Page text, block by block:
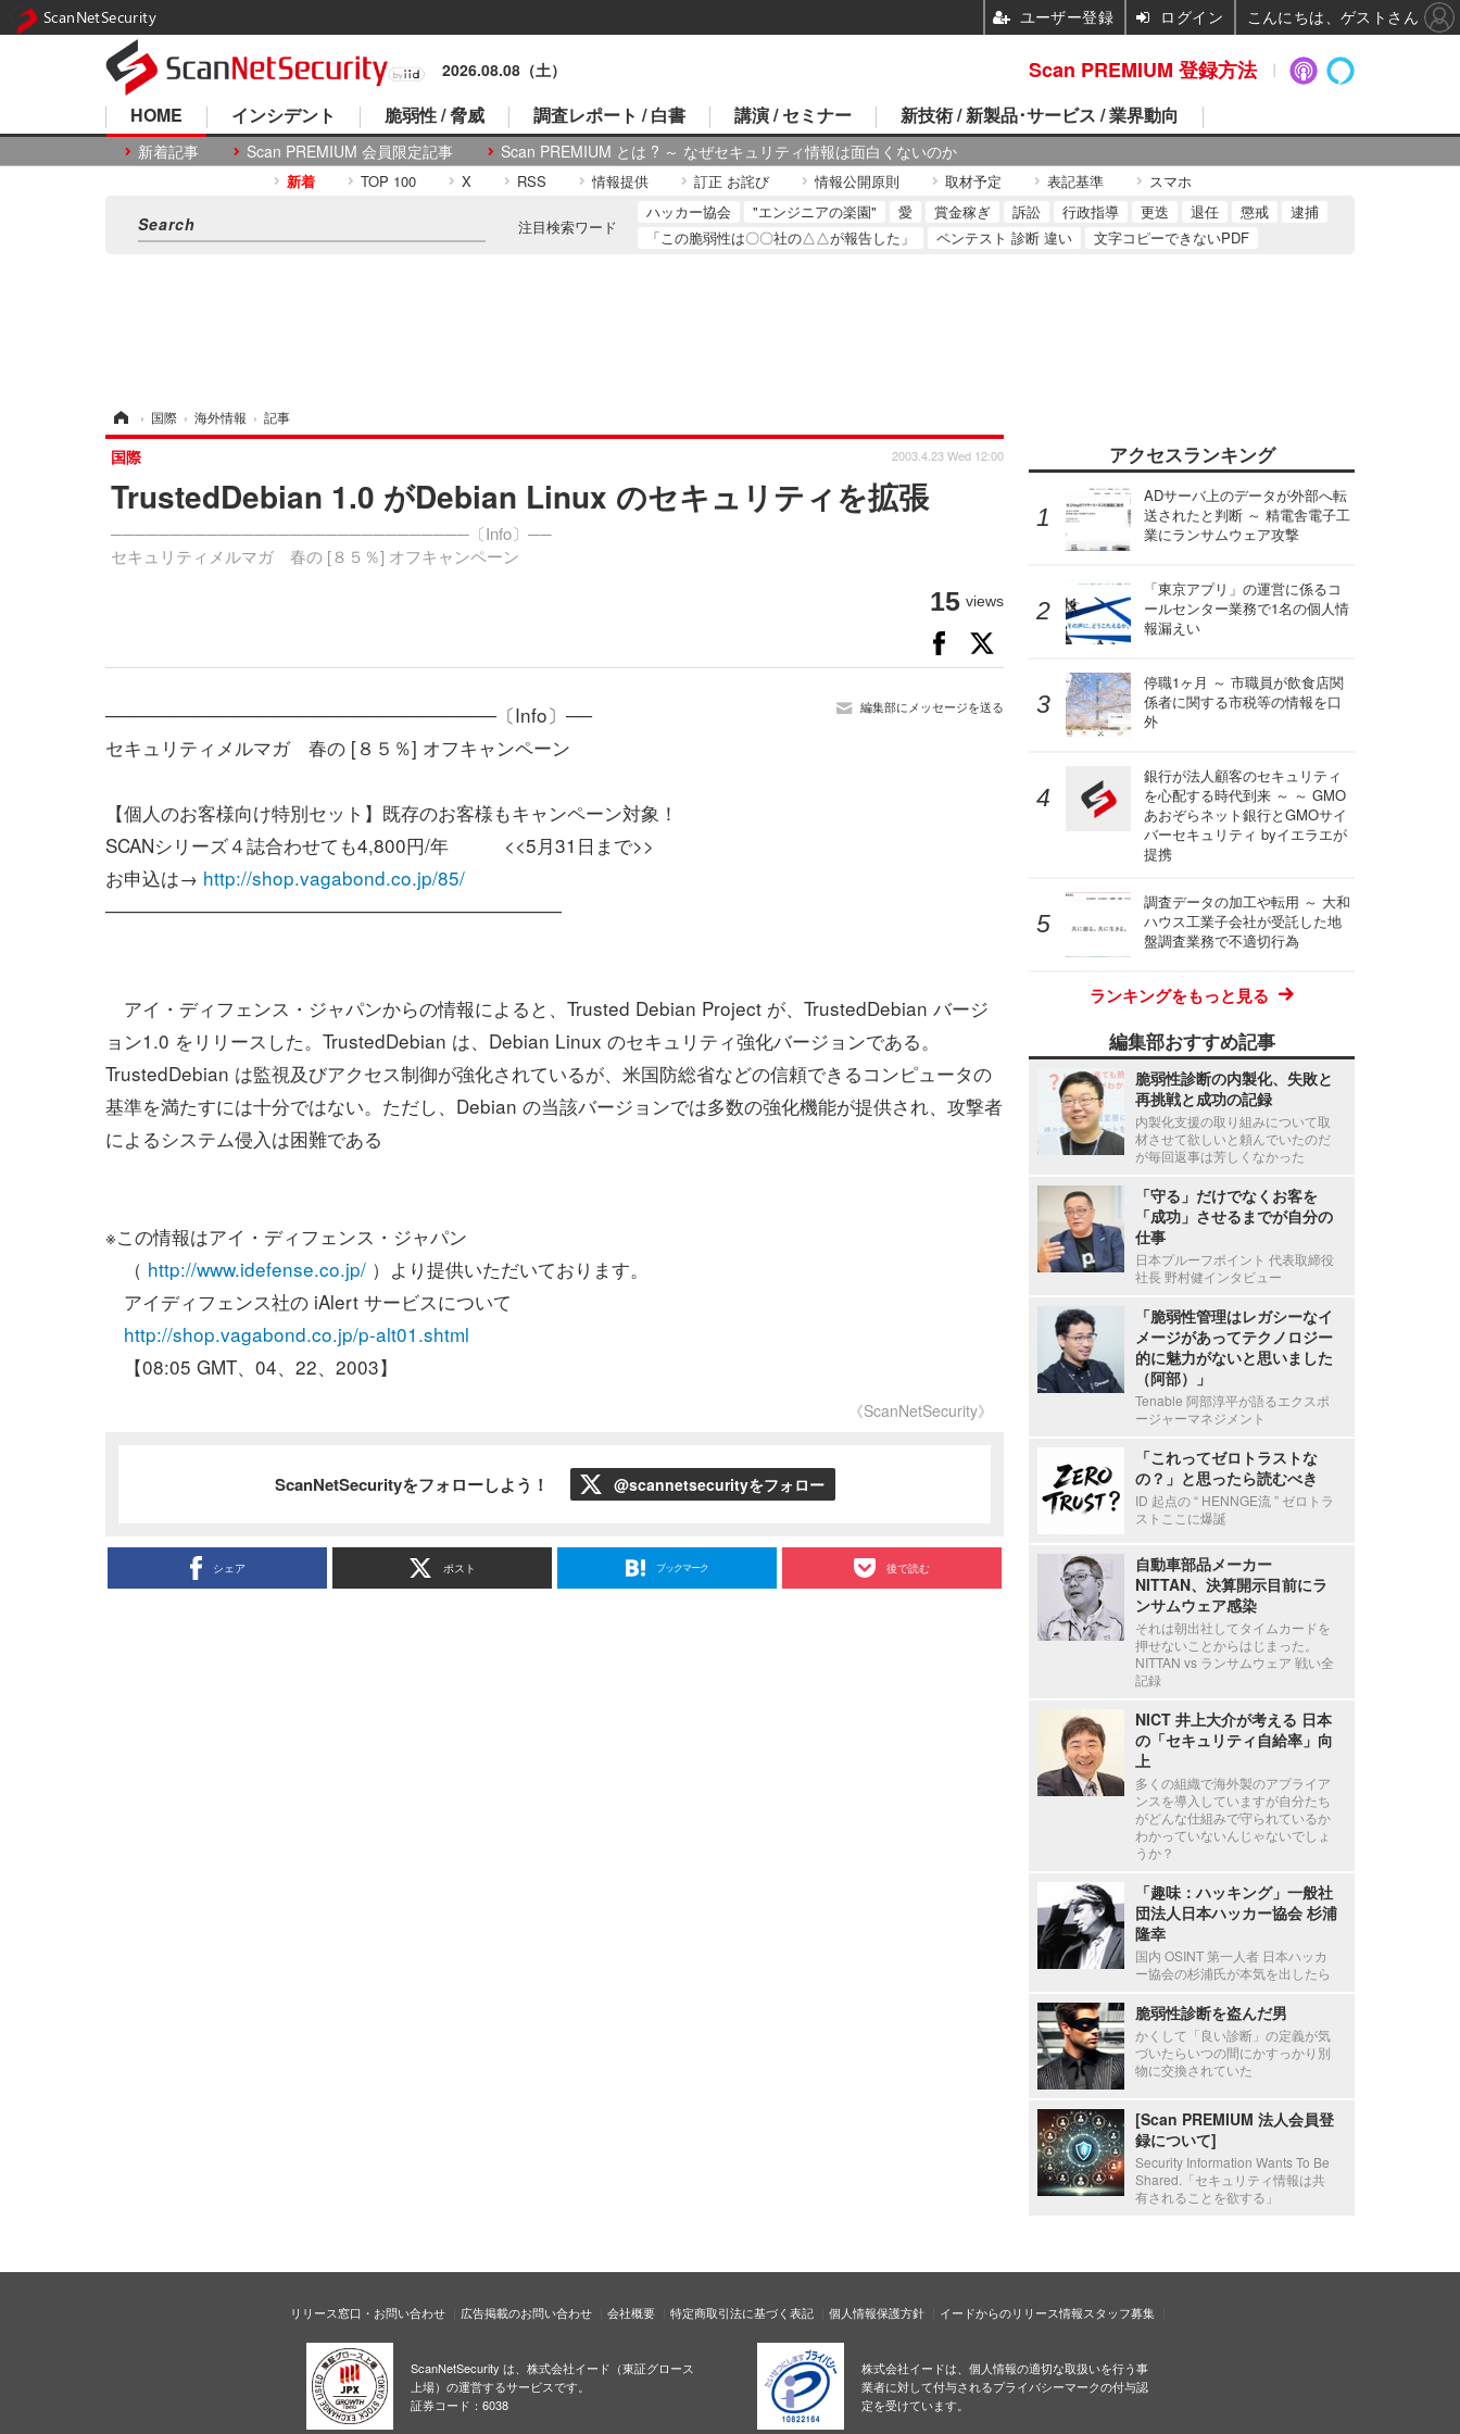
2026.08.08（土）
HOME
新着記事 Scan PREMIUM 会員限定記事 Scan PREMIUM とは ? ～ なぜセキュリティ情報は面白くないのか
インシデント 脆弱性 / 脅威 調査レポート / 白書 講演 / セミナー 新技術 / 新製品･サービス / 業界動向
新着 TOP 100 X RSS 情報提供 訂正 お詫び 情報公開原則 取材予定 表記基準 スマホ
注目検索ワード
ハッカー協会 "エンジニアの楽園" 愛 賞金稼ぎ 訴訟 行政指導 更迭 退任 懲戒
逮捕
「この脆弱性は〇〇社の△△が報告した」
ペンテスト 診断 違い 文字コピーできないPDF
› 国際 › 海外情報 › 記事
TrustedDebian 1.0 がDebian Linux のセキュリティを拡張
──────────────────────────────〔Info〕──
セキュリティメルマガ 春の [８５％] オフキャンペーン
国際 2003.4.23 Wed 12:00
15 views
編集部にメッセージを送る
──────────────────────────────〔Info〕──
セキュリティメルマガ 春の [８５％] オフキャンペーン
【個人のお客様向け特別セット】既存のお客様もキャンペーン対象！
SCANシリーズ４誌合わせても4,800円/年 <<5月31日まで>>
お申込は→ http://shop.vagabond.co.jp/85/
───────────────────────────────────
アイ・ディフェンス・ジャパンからの情報によると、Trusted Debian Project が、TrustedDebian バージ
ョン1.0 をリリースした。TrustedDebian は、Debian Linux のセキュリティ強化バージョンである。
TrustedDebian は監視及びアクセス制御が強化されているが、米国防総省などの信頼できるコンピュータの
基準を満たすには十分ではない。ただし、Debian の当該バージョンでは多数の強化機能が提供され、攻撃者
によるシステム侵入は困難である
※この情報はアイ・ディフェンス・ジャパン
（ http://www.idefense.co.jp/ ）より提供いただいております。
アイディフェンス社の iAlert サービスについて
http://shop.vagabond.co.jp/p-alt01.shtml
【08:05 GMT、04、22、2003】
《ScanNetSecurity》
ScanNetSecurityをフォローしよう！ @scannetsecurityをフォロー
シェア ポスト ブックマーク 後で読む
アクセスランキング
ADサーバ上のデータが外部へ転
送されたと判断 ～ 精電舎電子工
業にランサムウェア攻撃
「東京アプリ」の運営に係るコ
ールセンター業務で1名の個人情
報漏えい
停職1ヶ月 ～ 市職員が飲食店関
係者に関する市税等の情報を口
外
銀行が法人顧客のセキュリティ
を心配する時代到来 ～ ～ GMO
あおぞらネット銀行とGMOサイ
バーセキュリティ byイエラエが
提携
調査データの加工や転用 ～ 大和
ハウス工業子会社が受託した地
盤調査業務で不適切行為
ランキングをもっと見る
編集部おすすめ記事
脆弱性診断の内製化、失敗と
再挑戦と成功の記録
内製化支援の取り組みについて取
材させて欲しいと頼んでいたのだ
が毎回返事は芳しくなかった
「守る」だけでなくお客を
「成功」させるまでが自分の
仕事
日本プルーフポイント 代表取締役
社長 野村健インタビュー
「脆弱性管理はレガシーなイ
メージがあってテクノロジー
的に魅力がないと思いました
（阿部）」
Tenable 阿部淳平が語るエクスポ
ージャーマネジメント
「これってゼロトラストな
の？」と思ったら読むべき
ID 起点の “ HENNGE流 ” ゼロトラ
ストここに爆誕
自動車部品メーカー
NITTAN、決算開示目前にラ
ンサムウェア感染
それは朝出社してタイムカードを
押せないことからはじまった。
NITTAN vs ランサムウェア 戦い全
記録
NICT 井上大介が考える 日本
の「セキュリティ自給率」向
上
多くの組織で海外製のアプライア
ンスを導入していますが自分たち
がどんな仕組みで守られているか
わかっていないんじゃないでしょ
うか？
「趣味：ハッキング」一般社
団法人日本ハッカー協会 杉浦
隆幸
国内 OSINT 第一人者 日本ハッカ
ー協会の杉浦氏が本気を出したら
脆弱性診断を盗んだ男
かくして「良い診断」の定義が気
づいたらいつの間にかすっかり別
物に交換されていた
[Scan PREMIUM 法人会員登
録について]
Security Information Wants To Be
Shared.「セキュリティ情報は共
有されることを欲する」
リリース窓口・お問い合わせ 広告掲載のお問い合わせ 会社概要 特定商取引法に基づく表記 個人情報保護方針 イードからのリリース情報スタッフ募集
ScanNetSecurity は、株式会社イード（東証グロース
上場）の運営するサービスです。
証券コード：6038
株式会社イードは、個人情報の適切な取扱いを行う事
業者に対して付与されるプライバシーマークの付与認
定を受けています。
Scan PREMIUM 登録方法
ScanNetSecurity ユーザー登録 ログイン こんにちは、ゲストさん